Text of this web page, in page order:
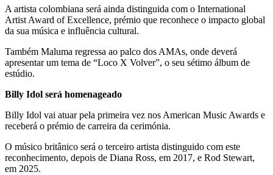
A artista colombiana será ainda distinguida com o International
Artist Award of Excellence, prémio que reconhece o impacto global
da sua música e influência cultural.
Também Maluma regressa ao palco dos AMAs, onde deverá
apresentar um tema de “Loco X Volver”, o seu sétimo álbum de
estúdio.
Billy Idol será homenageado
Billy Idol vai atuar pela primeira vez nos American Music Awards e
receberá o prémio de carreira da cerimónia.
O músico britânico será o terceiro artista distinguido com este
reconhecimento, depois de Diana Ross, em 2017, e Rod Stewart,
em 2025.